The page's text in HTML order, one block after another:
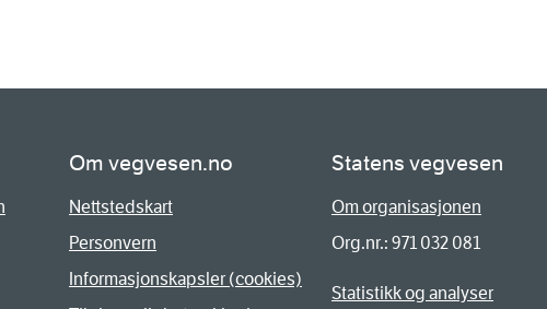
Om vegvesen.no
Nettstedskart
Personvern
Informasjonskapsler (cookies)
Statens vegvesen
Om organisasjonen
Org.nr.: 971 032 081
Statistikk og analyser